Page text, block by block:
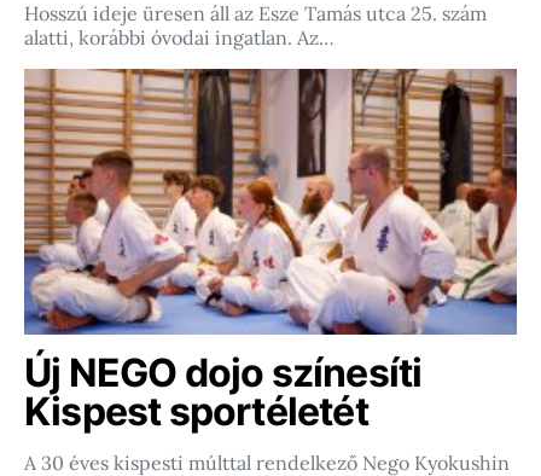
Hosszú ideje üresen áll az Esze Tamás utca 25. szám
alatti, korábbi óvodai ingatlan. Az…
Új NEGO dojo színesíti
Kispest sportéletét
A 30 éves kispesti múlttal rendelkező Nego Kyokushin